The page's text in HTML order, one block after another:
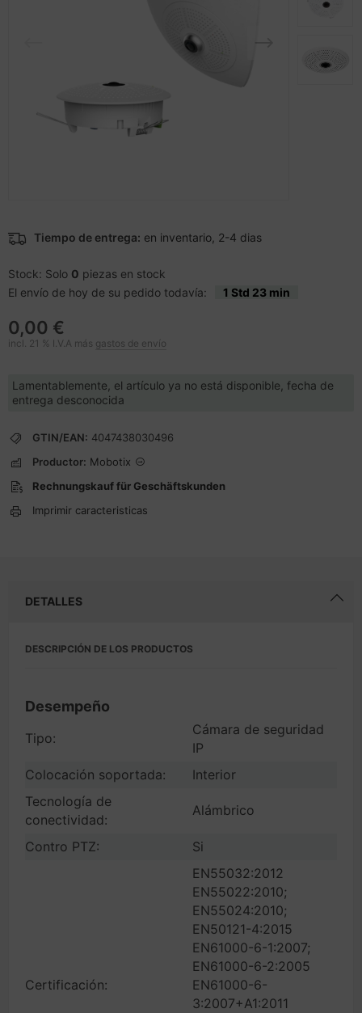
Tiempo de entrega: en inventario, 2-4 dias
Stock: Solo 0 piezas en stock
El envío de hoy de su pedido todavía:
1 Std 23 min
0,00 €
incl. 21 % I.V.A más gastos de envío
Lamentablemente, el artículo ya no está disponible, fecha de
entrega desconocida
GTIN/EAN: 4047438030496
Productor: Mobotix
Rechnungskauf für Geschäftskunden
Imprimir caracteristicas
DETALLES
DESCRIPCIÓN DE LOS PRODUCTOS
Desempeño
Tipo:
Cámara de seguridad
IP
Colocación soportada:
Interior
Tecnología de
conectividad:
Alámbrico
Contro PTZ: Si
Certificación:
EN55032:2012
EN55022:2010;
EN55024:2010;
EN50121-4:2015
EN61000-6-1:2007;
EN61000-6-2:2005
EN61000-6-
3:2007+A1:2011
portátiles y de
Zubehör
de exhibición
/ Schnittstellen
y discos duros
gráficas
Mainboards
CD-/DVD-Rohlinge